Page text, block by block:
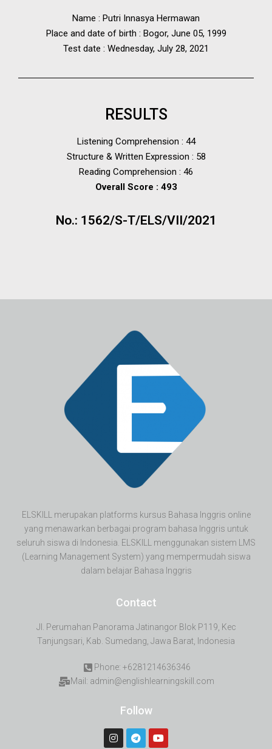
Name : Putri Innasya Hermawan
Place and date of birth : Bogor, June 05, 1999
Test date : Wednesday, July 28, 2021
RESULTS
Listening Comprehension : 44
Structure & Written Expression : 58
Reading Comprehension : 46
Overall Score : 493
No.: 1562/S-T/ELS/VII/2021
ELSKILL merupakan platforms kursus Bahasa Inggris online
yang menawarkan berbagai program bahasa Inggris untuk
seluruh siswa di Indonesia. ELSKILL menggunakan sistem LMS
(Learning Management System) yang mempermudah siswa
dalam belajar Bahasa Inggris
Contact
Jl. Perumahan Panorama Jatinangor Blok P119, Kec
Tanjungsari, Kab. Sumedang, Jawa Barat, Indonesia
Phone: +6281214636346
Mail: admin@englishlearningskill.com
Follow